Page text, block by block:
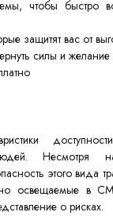
чтобы быстро
защитят вас от
силы и желание
Несмотря на
этого вида
освещаемые в
о рисках.